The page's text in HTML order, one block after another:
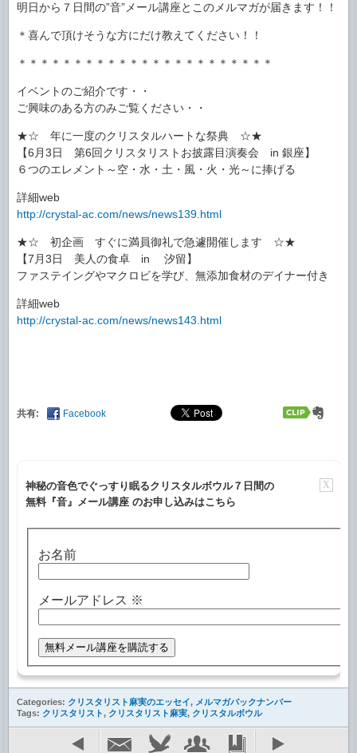
明日から７日間の”音”メール講座とこのメルマガが届きます！！
＊喜んで頂けそうな方にだけ教えてください！！
＊＊＊＊＊＊＊＊＊＊＊＊＊＊＊＊＊＊＊＊＊＊＊
イベントのご紹介です・・
ご興味のある方のみご覧ください・・
★☆ 年に一度のクリスタルハートな祭典 ☆★
【6月3日 第6回クリスタリストお披露目演奏会 in 銀座】
６つのエレメント～空・水・土・風・火・光～に捧げる
詳細web
http://crystal-ac.com/news/news139.html
★☆ 初企画 すぐに満員御礼で急遽開催します ☆★
【7月3日 美人の食卓 in 汐留】
ファステイングやマクロビを学び、無添加食材のデイナー付き
詳細web
http://crystal-ac.com/news/news143.html
共有: Facebook
X
神秘の音色でぐっすり眠るクリスタルボウル７日間の
無料『音』メール講座 のお申し込みはこちら
お名前
メールアドレス ※
Categories: クリスタリスト麻実のエッセイ, メルマガバックナンバー
Tags: クリスタリスト, クリスタリスト麻実, クリスタルボウル